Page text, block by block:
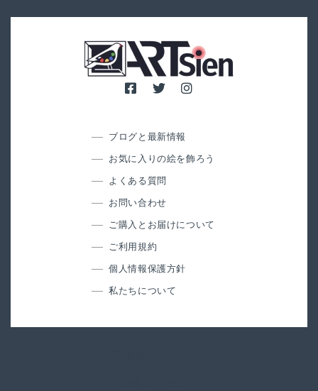
ブログと最新情報
お気に入りの絵を飾ろう
よくある質問
お問い合わせ
ご購入とお届けについて
ご利用規約
個人情報保護方針
私たちについて